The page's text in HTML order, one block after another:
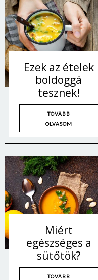
Ezek az ételek
boldoggá
tesznek!
TOVÁBB
OLVASOM
Miért
egészséges a
sütőtök?
TOVÁBB